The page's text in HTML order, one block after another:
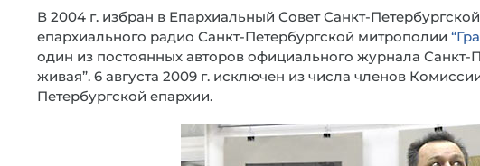
В 2004 г. избран в Епархиальный Совет Санкт-
епархиального радио Санкт-Петербургской митрополии
один из постоянных авторов официального журнала Санкт-
живая”. 6 августа 2009 г. исключен из числа членов
Петербургской епархии.